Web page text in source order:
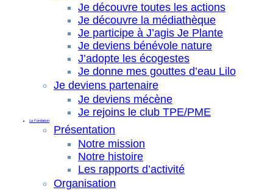
Je découvre toutes les actions
Je découvre la médiathèque
Je participe à J’agis Je Plante
Je deviens bénévole nature
J’adopte les écogestes
Je donne mes gouttes d’eau Lilo
Je deviens partenaire
Je deviens mécène
Je rejoins le club TPE/PME
La Fondation
Présentation
Notre mission
Notre histoire
Les rapports d’activité
Organisation